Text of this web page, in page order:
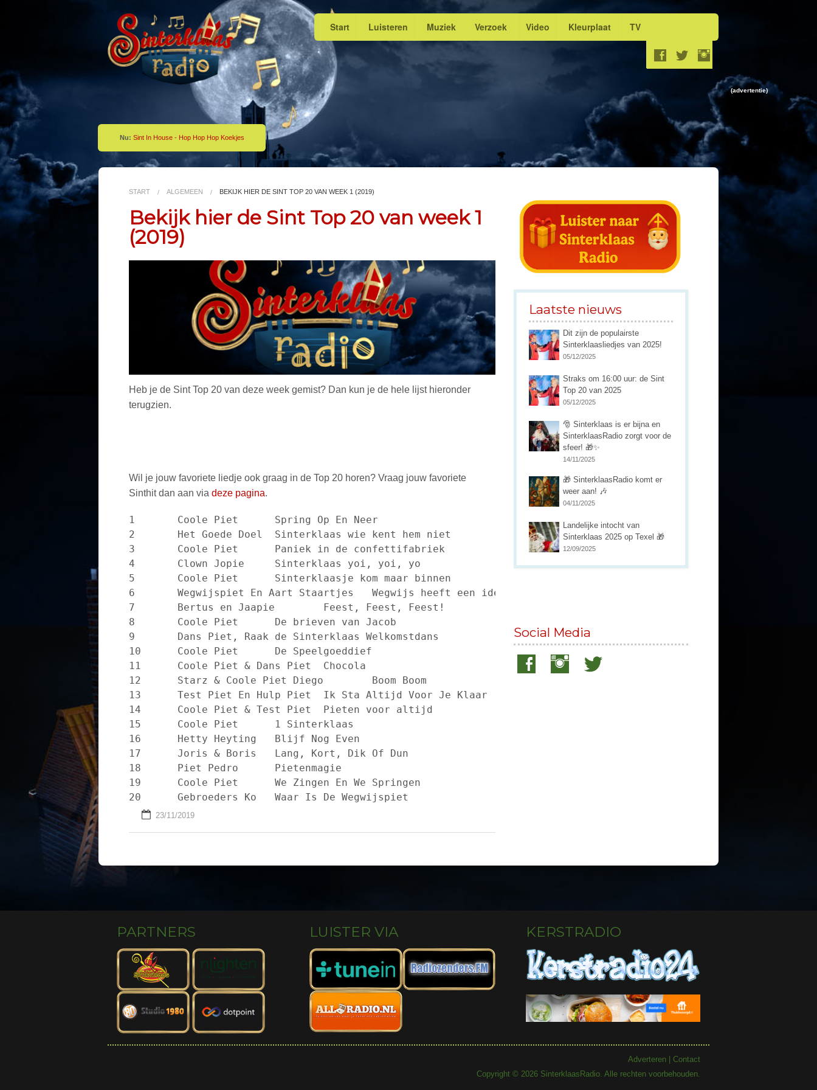
Start Luisteren Muziek Verzoek Video Kleurplaat TV
Nu: Sint In House - Hop Hop Hop Koekjes
(advertentie)
START ALGEMEEN BEKIJK HIER DE SINT TOP 20 VAN WEEK 1 (2019)
Bekijk hier de Sint Top 20 van week 1
(2019)
Heb je de Sint Top 20 van deze week gemist? Dan kun je de hele lijst hieronder
terugzien.
Wil je jouw favoriete liedje ook graag in de Top 20 horen? Vraag jouw favoriete
Sinthit dan aan via deze pagina.
1	Coole Piet	Spring Op En Neer
2	Het Goede Doel	Sinterklaas wie kent hem niet
3	Coole Piet	Paniek in de confettifabriek
4	Clown Jopie	Sinterklaas yoi, yoi, yo
5	Coole Piet	Sinterklaasje kom maar binnen
6	Wegwijspiet En Aart Staartjes	Wegwijs heeft een idee
7	Bertus en Jaapie	Feest, Feest, Feest!
8	Coole Piet	De brieven van Jacob
9	Dans Piet, Raak	de Sinterklaas Welkomstdans
10	Coole Piet	De Speelgoeddief
11	Coole Piet & Dans Piet	Chocola
12	Starz & Coole Piet Diego	Boom Boom
13	Test Piet En Hulp Piet	Ik Sta Altijd Voor Je Klaar
14	Coole Piet & Test Piet	Pieten voor altijd
15	Coole Piet	1 Sinterklaas
16	Hetty Heyting	Blijf Nog Even
17	Joris & Boris	Lang, Kort, Dik Of Dun
18	Piet Pedro	Pietenmagie
19	Coole Piet	We Zingen En We Springen
20	Gebroeders Ko	Waar Is De Wegwijspiet
23/11/2019
Laatste nieuws
Dit zijn de populairste
Sinterklaasliedjes van 2025!
05/12/2025
Straks om 16:00 uur: de Sint
Top 20 van 2025
05/12/2025
🎅 Sinterklaas is er bijna en
SinterklaasRadio zorgt voor de
sfeer! 🎁✨
14/11/2025
🎁 SinterklaasRadio komt er
weer aan! 🎶
04/11/2025
Landelijke intocht van
Sinterklaas 2025 op Texel 🎁
12/09/2025
Social Media
PARTNERS LUISTER VIA KERSTRADIO
Adverteren | Contact
Copyright © 2026 SinterklaasRadio. Alle rechten voorbehouden.